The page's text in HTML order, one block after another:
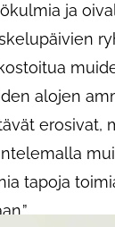
ja
alojen
erosivat,
tapoja